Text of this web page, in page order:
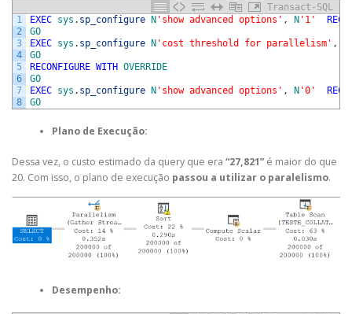
Transact-SQL
1
2
3
4
5
6
7
8
EXEC sys . sp_configure N 'show advanced options' , N '1'
GO
EXEC sys . sp_configure N 'cost threshold for parallelism' ,
GO
RECONFIGURE WITH OVERRIDE
GO
EXEC sys . sp_configure N 'show advanced options' , N '0'
GO
Plano de Execução:
Dessa vez, o custo estimado da query que era “27,821”é maior do que
20. Com isso, o plano de execução passou a utilizar o paralelismo.
Desempenho: